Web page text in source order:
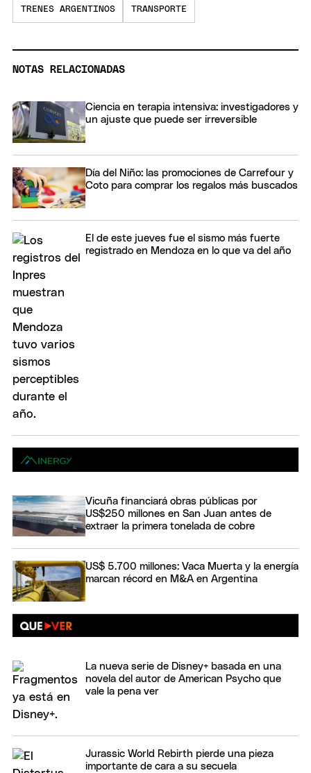
TRENES ARGENTINOS TRANSPORTE
NOTAS RELACIONADAS
Ciencia en terapia intensiva: investigadores y
un ajuste que puede ser irreversible
Día del Niño: las promociones de Carrefour y
Coto para comprar los regalos más buscados
El de este jueves fue el sismo más fuerte
registrado en Mendoza en lo que va del año
Vicuña financiará obras públicas por
US$250 millones en San Juan antes de
extraer la primera tonelada de cobre
US$ 5.700 millones: Vaca Muerta y la energía
marcan récord en M&A en Argentina
La nueva serie de Disney+ basada en una
novela del autor de American Psycho que
vale la pena ver
Jurassic World Rebirth pierde una pieza
importante de cara a su secuela